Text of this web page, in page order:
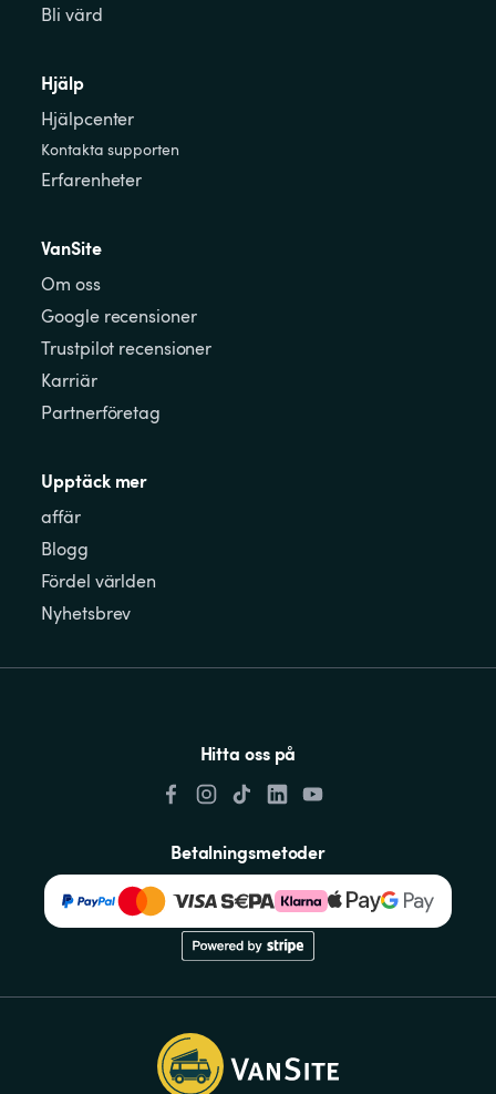
Bli värd
Hjälp
Hjälpcenter
Kontakta supporten
Erfarenheter
VanSite
Om oss
Google recensioner
Trustpilot recensioner
Karriär
Partnerföretag
Upptäck mer
affär
Blogg
Fördel världen
Nyhetsbrev
Hitta oss på
Betalningsmetoder